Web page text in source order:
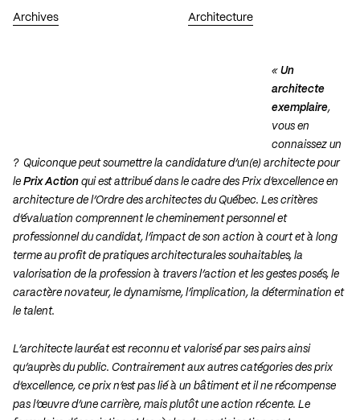
Archives Architecture
« Un
architecte
exemplaire,
vous en
connaissez un
? Quiconque peut soumettre la candidature d’un(e) architecte pour
le Prix Action qui est attribué dans le cadre des Prix d’excellence en
architecture de l’Ordre des architectes du Québec. Les critères
d’évaluation comprennent le cheminement personnel et
professionnel du candidat, l’impact de son action à court et à long
terme au profit de pratiques architecturales souhaitables, la
valorisation de la profession à travers l’action et les gestes posés, le
caractère novateur, le dynamisme, l’implication, la détermination et
le talent.
L’architecte lauréat est reconnu et valorisé par ses pairs ainsi
qu’auprès du public. Contrairement aux autres catégories des prix
d’excellence, ce prix n’est pas lié à un bâtiment et il ne récompense
pas l’œuvre d’une carrière, mais plutôt une action récente. Le